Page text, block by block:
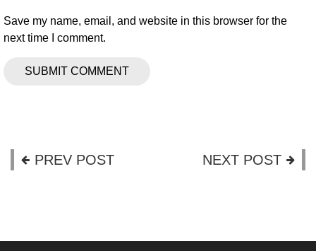
Save my name, email, and website in this browser for the
next time I comment.
PREV POST NEXT POST